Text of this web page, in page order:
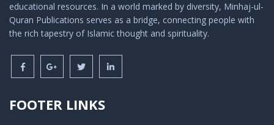
educational resources. In a world marked by diversity, Minhaj-ul-
Quran Publications serves as a bridge, connecting people with
the rich tapestry of Islamic thought and spirituality.
FOOTER LINKS